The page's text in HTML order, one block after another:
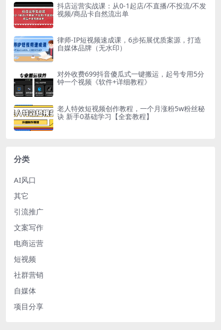
抖店运营实战课：从0-1起店/不直播/不投流/不发
视频/商品卡自然流出单
律师-IP短视频速成课，6步拓展优质案源，打造
自媒体品牌（无水印）
对外收费699抖音傻瓜式一键搬运，起号专用5分
钟一个视频《软件+详细教程》
老人特效短视频创作教程，一个月涨粉5w粉丝秘
诀 新手0基础学习【全套教程】
分类
AI风口
其它
引流推广
文案写作
电商运营
短视频
社群营销
自媒体
项目分享